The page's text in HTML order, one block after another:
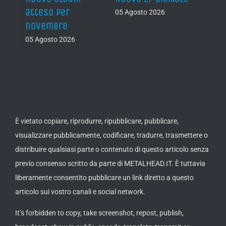
atteso per
novembre
05 Agosto 2026
05 Agosto 2026
È vietato copiare, riprodurre, ripubblicare, pubblicare,
visualizzare pubblicamente, codificare, tradurre, trasmettere o
distribuire qualsiasi parte o contenuto di questo articolo senza
previo consenso scritto da parte di METALHEAD.IT. È tuttavia
liberamente consentito pubblicare un link diretto a questo
articolo sui vostro canali e social network.
It’s forbidden to copy, take screenshot, repost, publish,